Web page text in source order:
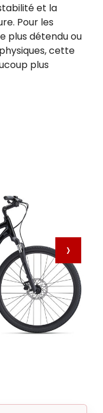
›
et la
Pour les
plus détendu ou
cette
plus